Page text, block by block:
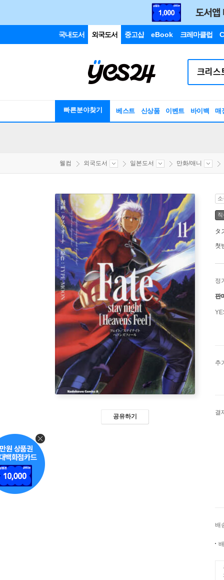
국내도서 외국도서 중고샵 eBook 크레마클럽
빠른분야찾기 베스트 신상품 이벤트 바이백 매
웰컴 외국도서 일본도서 만화/애니
공유하기
タ
첫
정
판
추
결
배